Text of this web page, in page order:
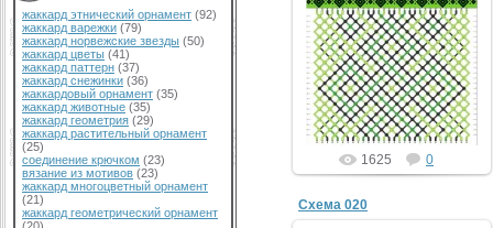
жаккард этнический орнамент (92)
жаккард варежки (79)
жаккард норвежские звезды (50)
жаккард цветы (41)
жаккард паттерн (37)
жаккард снежинки (36)
жаккардовый орнамент (35)
жаккард животные (35)
жаккард геометрия (29)
жаккард растительный орнамент
(25)
соединение крючком (23)
вязание из мотивов (23)
жаккард многоцветный орнамент
(21)
жаккард геометрический орнамент
1625 0
Схема 020